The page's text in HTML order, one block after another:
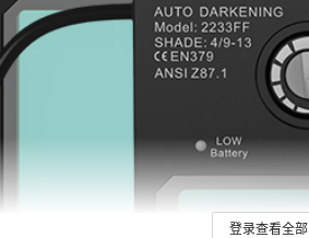
登录查看全部